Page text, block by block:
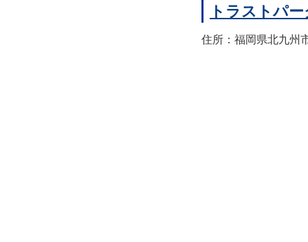
トラストパ
住所：福岡県北九州